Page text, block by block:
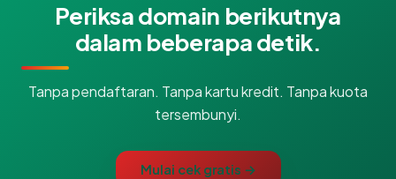
Periksa domain berikutnya
dalam beberapa detik.
Tanpa pendaftaran. Tanpa kartu kredit. Tanpa kuota
tersembunyi.
Mulai cek gratis →